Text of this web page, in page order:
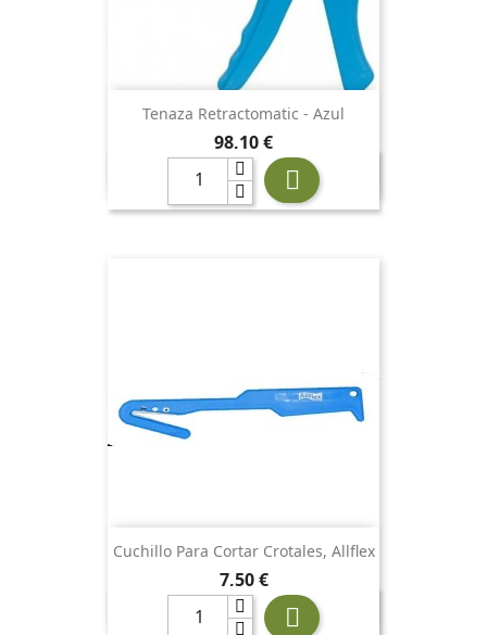
Tenaza Retractomatic - Azul
Precio
98,10 €

Cuchillo Para Cortar Crotales, Allflex
Precio
7,50 €
